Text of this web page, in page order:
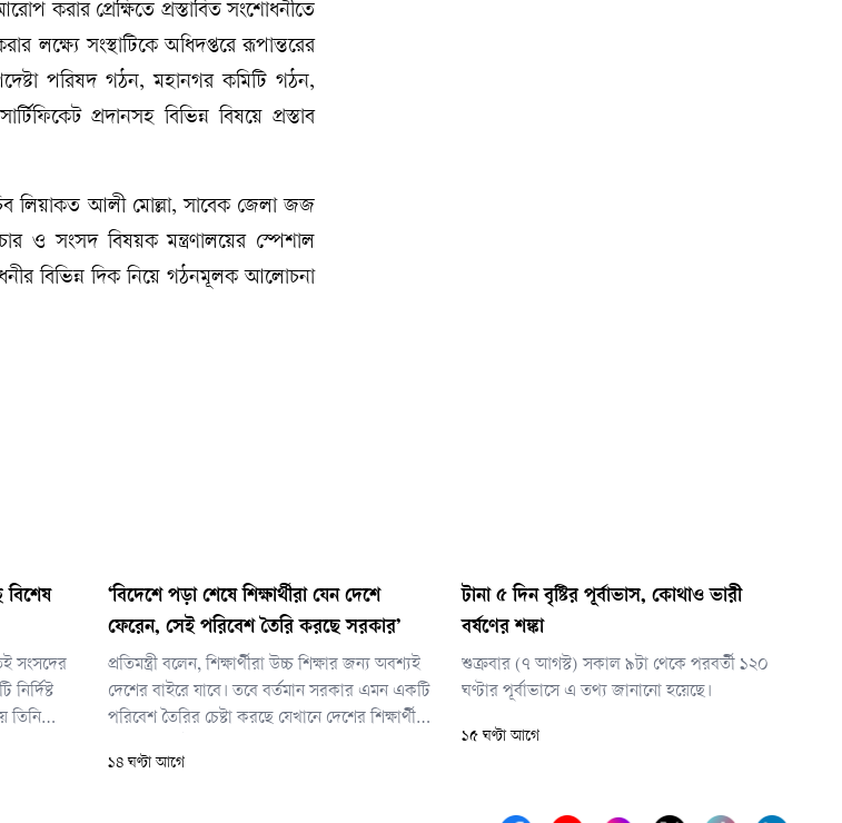
করার প্রেক্ষিতে প্রস্তাবিত সংশোধনীতে
লক্ষ্যে সংস্থাটিকে অধিদপ্তরে রূপান্তরের
পরিষদ গঠন, মহানগর কমিটি গঠন,
প্রদানসহ বিভিন্ন বিষয়ে প্রস্তাব
লিয়াকত আলী মোল্লা, সাবেক জেলা জজ
ও সংসদ বিষয়ক মন্ত্রণালয়ের স্পেশাল
বিভিন্ন দিক নিয়ে গঠনমূলক আলোচনা
বিশেষ
সংসদের
তিনি
‘বিদেশে পড়া শেষে শিক্ষার্থীরা যেন দেশে
ফেরেন, সেই পরিবেশ তৈরি করছে সরকার’
প্রতিমন্ত্রী বলেন, শিক্ষার্থীরা উচ্চ শিক্ষার জন্য অবশ্যই
দেশের বাইরে যাবে। তবে বর্তমান সরকার এমন একটি
পরিবেশ তৈরির চেষ্টা করছে যেখানে দেশের শিক্ষার্থীরা
১৪ ঘণ্টা আগে
টানা ৫ দিন বৃষ্টির পূর্বাভাস, কোথাও ভারী
বর্ষণের শঙ্কা
শুক্রবার (৭ আগস্ট) সকাল ৯টা থেকে পরবর্তী ১২০
ঘণ্টার পূর্বাভাসে এ তথ্য জানানো হয়েছে।
১৫ ঘণ্টা আগে